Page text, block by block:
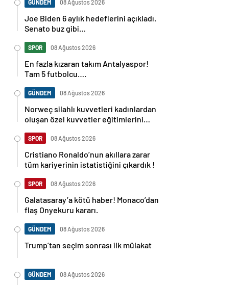
GÜNDEM 08 Ağustos 2026
Joe Biden 6 aylık hedeflerini açıkladı.
Senato buz gibi…
SPOR 08 Ağustos 2026
En fazla kızaran takım Antalyaspor!
Tam 5 futbolcu….
GÜNDEM 08 Ağustos 2026
Norweç silahlı kuvvetleri kadınlardan
oluşan özel kuvvetler eğitimlerini
SPOR 08 Ağustos 2026
Cristiano Ronaldo’nun akıllara zarar
tüm kariyerinin istatistiğini çıkardık !
SPOR 08 Ağustos 2026
Galatasaray’a kötü haber! Monaco’dan
flaş Onyekuru kararı.
GÜNDEM 08 Ağustos 2026
Trump’tan seçim sonrası ilk mülakat
GÜNDEM 08 Ağustos 2026